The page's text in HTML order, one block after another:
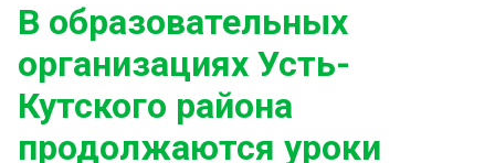
В образовательных
организациях Усть-
Кутского района
продолжаются уроки